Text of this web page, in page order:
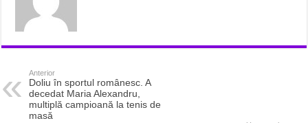
Anterior
Doliu în sportul românesc. A
decedat Maria Alexandru,
multiplă campioană la tenis de
masă